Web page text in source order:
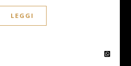
LEGGI